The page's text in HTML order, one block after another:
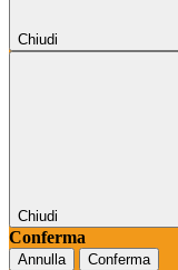
Chiudi
Chiudi
Conferma
Annulla Conferma